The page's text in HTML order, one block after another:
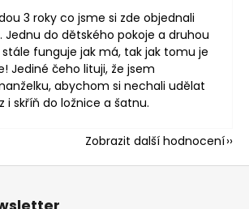
3 roky co jsme si zde objednali
Jednu do dětského pokoje a druhou
stále funguje jak má, tak jak tomu je
Jediné čeho lituji, že jsem
abychom si nechali udělat
i skříň do ložnice a šatnu.
Zobrazit další hodnocení